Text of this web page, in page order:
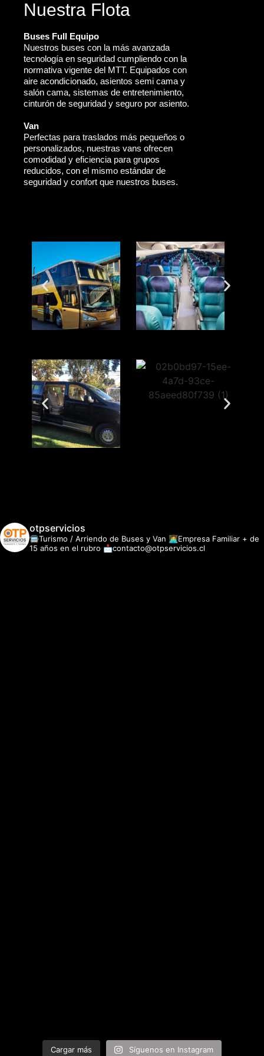
Nuestra Flota
Buses Full Equipo
Nuestros buses con la más avanzada
tecnología en seguridad cumpliendo con la
normativa vigente del MTT. Equipados con
aire acondicionado, asientos semi cama y
salón cama, sistemas de entretenimiento,
cinturón de seguridad y seguro por asiento.
Van
Perfectas para traslados más pequeños o
personalizados, nuestras vans ofrecen
comodidad y eficiencia para grupos
reducidos, con el mismo estándar de
seguridad y confort que nuestros buses.
otpservicios
🚍Turismo / Arriendo de Buses y Van 👩‍💻Empresa Familiar + de
15 años en el rubro 📩contacto@otpservicios.cl
Cargar más Síguenos en Instagram